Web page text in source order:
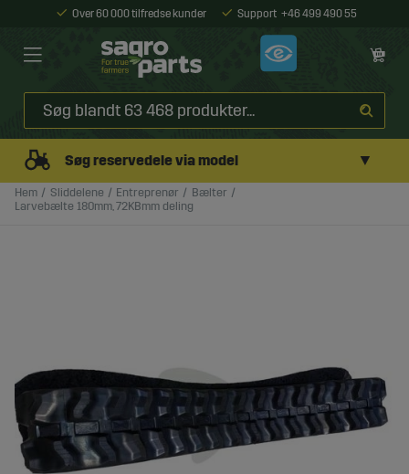
Over 60 000 tilfredse kunder Support +46 499 490 55
Søg reservedele via model ▼
Hem Sliddelene Entreprenør
Bælter
Larvebælte 180mm, 72KBmm deling